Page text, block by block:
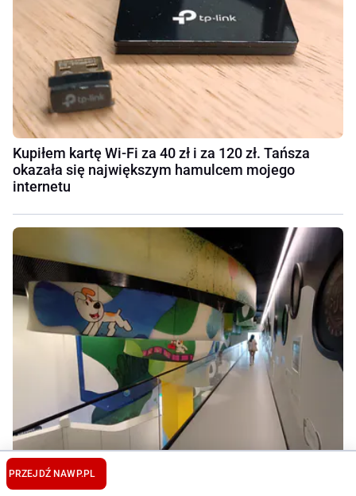
Kupiłem kartę Wi-Fi za 40 zł i za 120 zł. Tańsza
okazała się największym hamulcem mojego
internetu
Tu powstały bajki naszego dzieciństwa. Wizyta w
PRZEJDŹ NAWP.PL